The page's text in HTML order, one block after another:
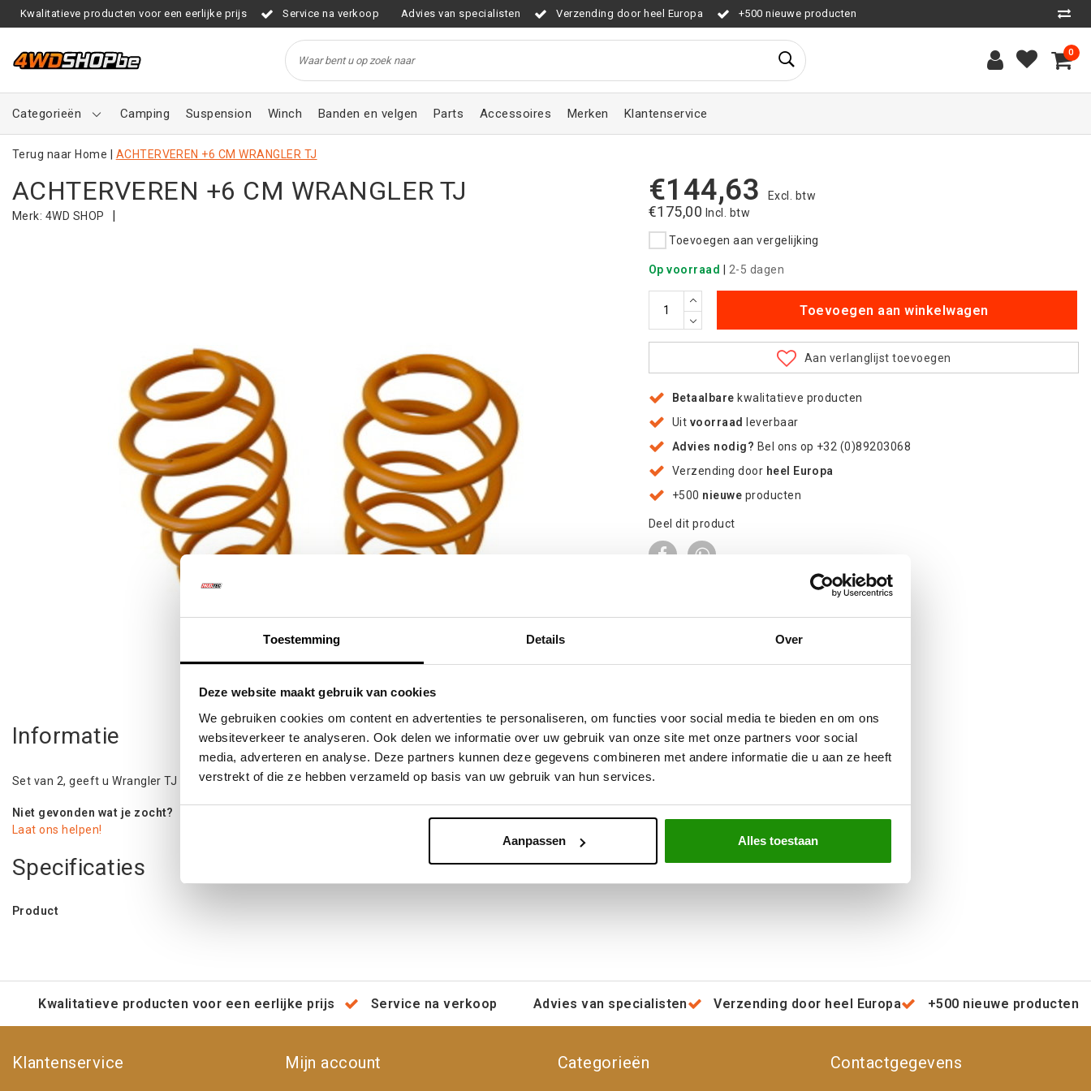
Toestemming Details Over
Deze website maakt gebruik van cookies
We gebruiken cookies om content en advertenties te personaliseren, om functies voor social media te bieden en om ons
websiteverkeer te analyseren. Ook delen we informatie over uw gebruik van onze site met onze partners voor social
media, adverteren en analyse. Deze partners kunnen deze gegevens combineren met andere informatie die u aan ze heeft
verstrekt of die ze hebben verzameld op basis van uw gebruik van hun services.
Aanpassen Alles toestaan
Kwalitatieve producten voor een eerlijke prijs Service na verkoop Advies van specialisten Verzending door heel Europa +500 nieuwe producten
0
Categorieën Camping Suspension Winch Banden en velgen Parts Accessoires Merken Klantenservice
Terug naar Home ACHTERVEREN +6 CM WRANGLER TJ
ACHTERVEREN +6 CM WRANGLER TJ
Merk: 4WD SHOP |
€144,63 Excl. btw
€175,00 Incl. btw
Toevoegen aan vergelijking
Op voorraad 2-5 dagen
Toevoegen aan winkelwagen
Aan verlanglijst toevoegen
Betaalbare kwalitatieve producten
Uit voorraad
leverbaar
Advies nodig? Bel ons op +32 (0)89203068
Verzending door heel Europa
+500 nieuwe producten
Deel dit product
Informatie
Set van 2, geeft u Wrangler TJ een verhoging van 6cm. Levenslange garantie tegen breuk.
Niet gevonden wat je zocht?
Laat ons helpen!
Specificaties
Product
Kwalitatieve producten voor een eerlijke prijs Service na verkoop Advies van specialisten Verzending door heel Europa +500 nieuwe producten
Klantenservice Mijn account Categorieën Contactgegevens